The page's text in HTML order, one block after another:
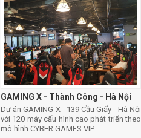
GAMING X - Thành Công - Hà Nội
Dự án GAMING X - 139 Cầu Giấy - Hà Nội
với 120 máy cấu hình cao phát triển theo
mô hình CYBER GAMES VIP.